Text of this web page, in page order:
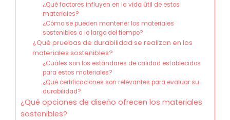
¿Qué factores influyen en la vida útil de estos
materiales?
¿Cómo se pueden mantener los materiales
sostenibles a lo largo del tiempo?
¿Qué pruebas de durabilidad se realizan en los
materiales sostenibles?
¿Cuáles son los estándares de calidad establecidos
para estos materiales?
¿Qué certificaciones son relevantes para evaluar su
durabilidad?
¿Qué opciones de diseño ofrecen los materiales
sostenibles?